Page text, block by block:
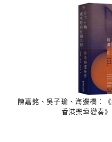
陳嘉銘、吳子瑜、海邊欄：
香港樂壇變奏